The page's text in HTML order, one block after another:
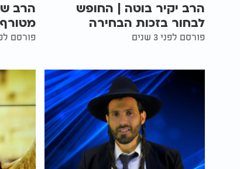
הרב יקיר בוטה | החופש
לבחור בזכות הבחירה
פורסם לפני 3 שנים
הרב
פורסם לפני 3